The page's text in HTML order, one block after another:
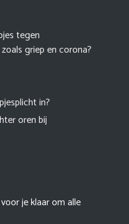
tegen
griep en corona?
in?
oren bij
je klaar om alle